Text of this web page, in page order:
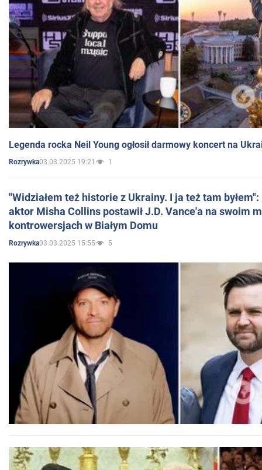
Legenda rocka Neil Young ogłosił darmowy koncert na
Rozrywka03.03.2025 19:21 1
"Widziałem też historie z Ukrainy. I ja też tam
aktor Misha Collins postawił J.D. Vance'a na swoim
kontrowersjach w Białym Domu
Rozrywka03.03.2025 15:55 5